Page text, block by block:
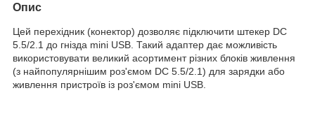
Опис
Цей перехідник (конектор) дозволяє підключити штекер DC
5.5/2.1 до гнізда mini USB. Такий адаптер дає можливість
використовувати великий асортимент різних блоків живлення
(з найпопулярнішим роз'ємом DC 5.5/2.1) для зарядки або
живлення пристроїв із роз'ємом mini USB.